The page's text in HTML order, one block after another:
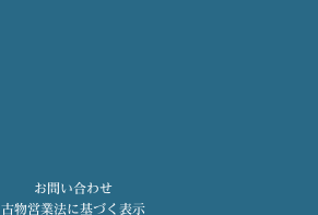
お問い合わせ
古物営業法に基づく表示